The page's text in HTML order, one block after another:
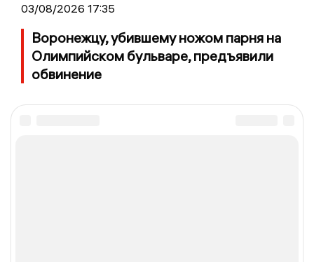
03/08/2026 17:35
Воронежцу, убившему ножом парня на
Олимпийском бульваре, предъявили
обвинение